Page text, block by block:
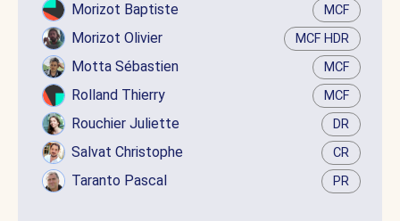
Morizot Baptiste MCF
Morizot Olivier MCF HDR
Motta Sébastien MCF
Rolland Thierry MCF
Rouchier Juliette DR
Salvat Christophe CR
Taranto Pascal PR